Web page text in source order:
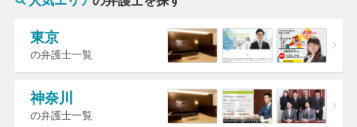
東京
の弁護士一覧
神奈川
の弁護士一覧